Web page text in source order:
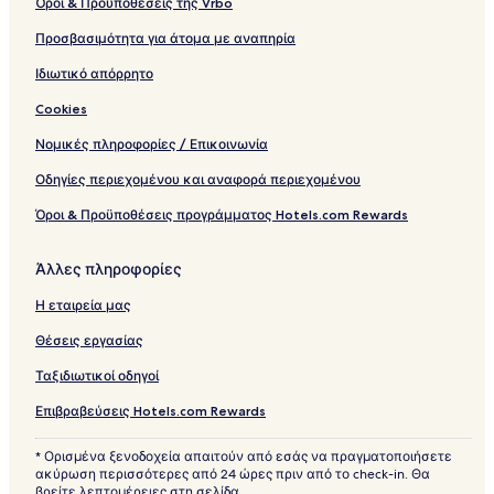
Προσβασιμότητα για άτομα με αναπηρία
Ιδιωτικό απόρρητο
Cookies
Νομικές πληροφορίες / Επικοινωνία
Οδηγίες περιεχομένου και αναφορά περιεχομένου
Όροι & Προϋποθέσεις προγράμματος Hotels.com Rewards
Άλλες πληροφορίες
Η εταιρεία μας
Θέσεις εργασίας
Ταξιδιωτικοί οδηγοί
Επιβραβεύσεις Hotels.com Rewards
* Ορισμένα ξενοδοχεία απαιτούν από εσάς να πραγματοποιήσετε
ακύρωση περισσότερες από 24 ώρες πριν από το check-in. Θα